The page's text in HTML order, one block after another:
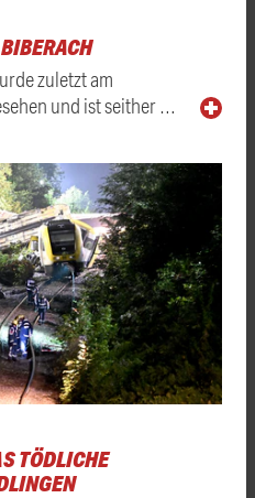
zuletzt am
und ist seither …
TÖDLICHE